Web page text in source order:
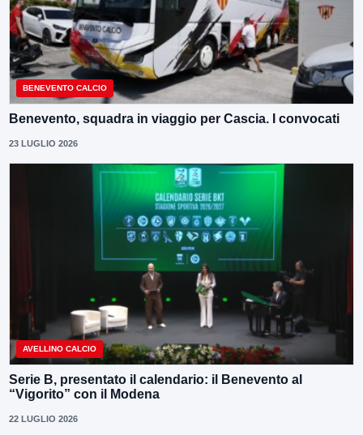
BENEVENTO CALCIO
Benevento, squadra in viaggio per Cascia. I convocati
23 LUGLIO 2026
AVELLINO CALCIO
Serie B, presentato il calendario: il Benevento al
“Vigorito” con il Modena
22 LUGLIO 2026